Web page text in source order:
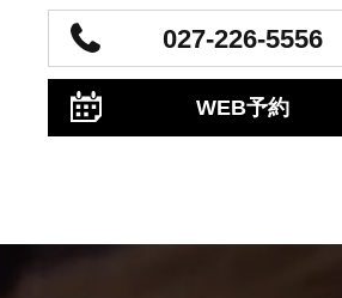
027-226-5556
WEB予約